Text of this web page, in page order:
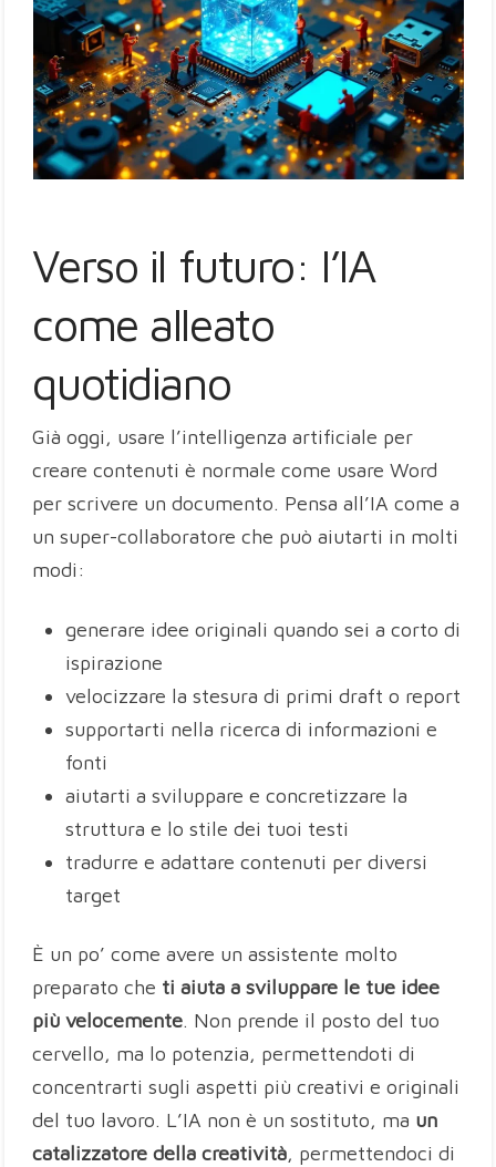
Verso il futuro: l’IA
come alleato
quotidiano
Già oggi, usare l’intelligenza artificiale per
creare contenuti è normale come usare Word
per scrivere un documento. Pensa all’IA come a
un super-collaboratore che può aiutarti in molti
modi:
generare idee originali quando sei a corto di
ispirazione
velocizzare la stesura di primi draft o report
supportarti nella ricerca di informazioni e
fonti
aiutarti a sviluppare e concretizzare la
struttura e lo stile dei tuoi testi
tradurre e adattare contenuti per diversi
target
È un po’ come avere un assistente molto
preparato che ti aiuta a sviluppare le tue idee
più velocemente. Non prende il posto del tuo
cervello, ma lo potenzia, permettendoti di
concentrarti sugli aspetti più creativi e originali
del tuo lavoro. L’IA non è un sostituto, ma un
catalizzatore della creatività, permettendoci di